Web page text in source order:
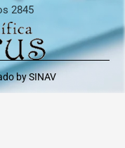
2845
by SINAV